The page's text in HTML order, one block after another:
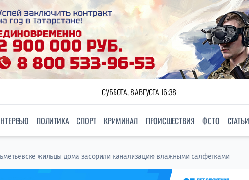
СУББОТА, 8 АВГУСТА 16:38
ПОЛИТИКА СПОРТ КРИМИНАЛ ПРОИСШЕСТВИЯ ФОТО СТАТЬИ
жильцы дома засорили канализацию влажными салфетками